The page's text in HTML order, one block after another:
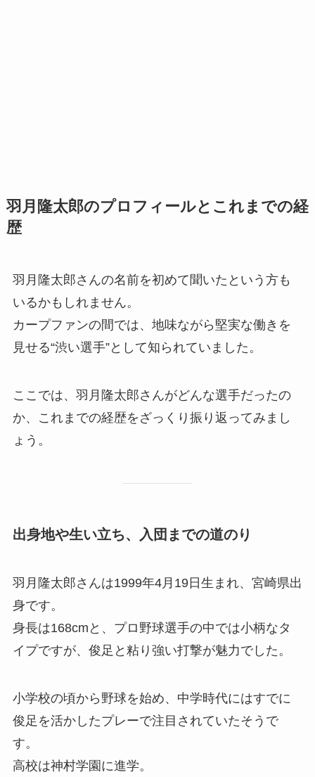
羽月隆太郎のプロフィールとこれまでの経
歴
羽月隆太郎さんの名前を初めて聞いたという方も
いるかもしれません。
カープファンの間では、地味ながら堅実な働きを
見せる“渋い選手”として知られていました。
ここでは、羽月隆太郎さんがどんな選手だったの
か、これまでの経歴をざっくり振り返ってみまし
ょう。
出身地や生い立ち、入団までの道のり
羽月隆太郎さんは1999年4月19日生まれ、宮崎県出
身です。
身長は168cmと、プロ野球選手の中では小柄なタ
イプですが、俊足と粘り強い打撃が魅力でした。
小学校の頃から野球を始め、中学時代にはすでに
俊足を活かしたプレーで注目されていたそうで
す。
高校は神村学園に進学。